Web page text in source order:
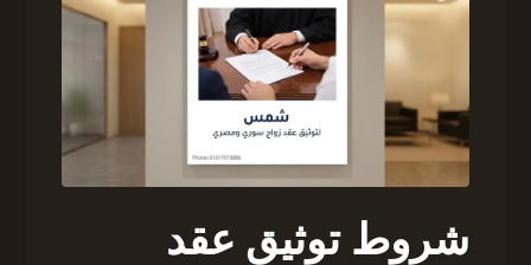
شروط توثيق عقد